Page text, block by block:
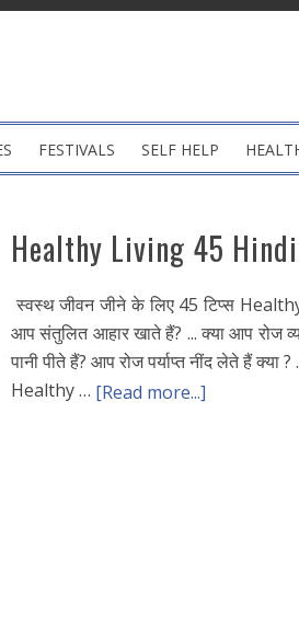
FESTIVALS SELF HELP
Healthy Living 45
स्वस्थ जीवन जीने के लिए 45 टिप्स
आप संतुलित आहार खाते हैं? ... क्या आप रोज
पानी पीते हैं? आप रोज पर्याप्त नींद लेते हैं
Healthy … [Read more...]